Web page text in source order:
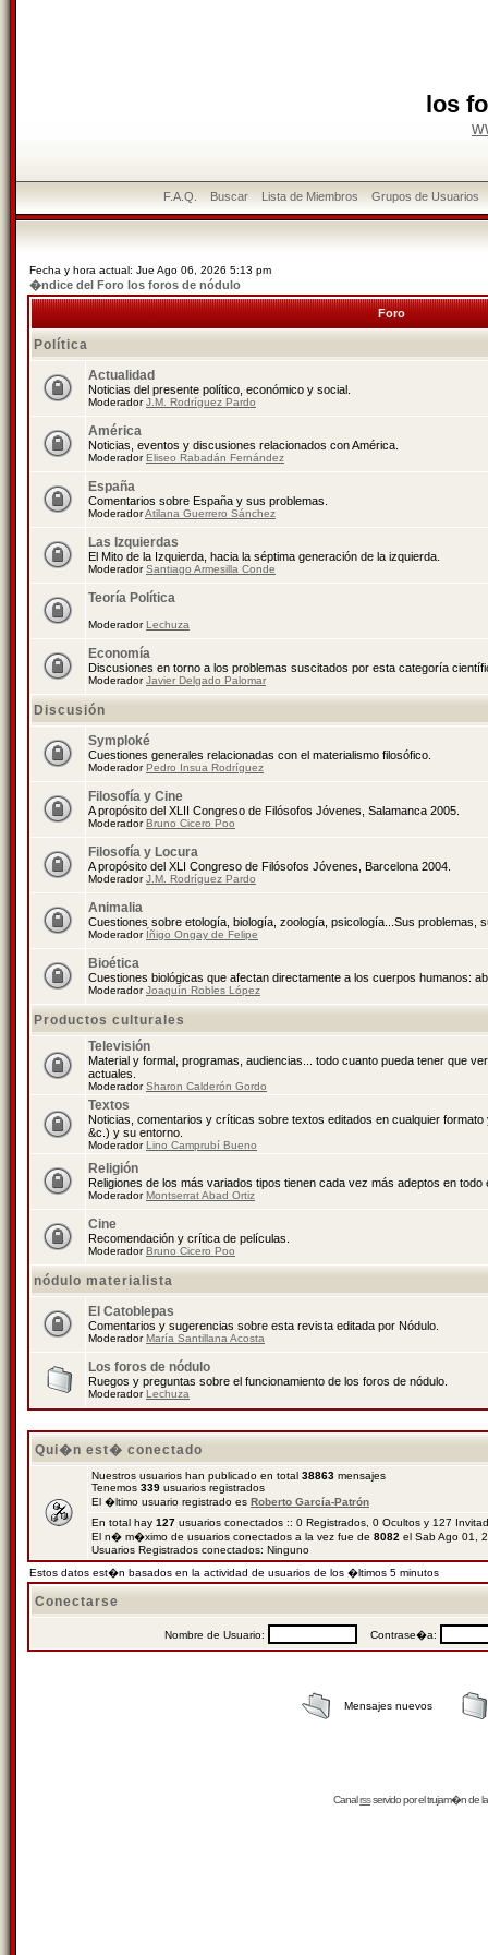
los
F.A.Q. Buscar Lista de Miembros Grupos de Usuarios
Fecha y hora actual: Jue Ago 06, 2026 5:13 pm
�ndice del Foro los foros de nódulo
Foro
Política
Actualidad
Noticias del presente político, económico y social.
ModeradorJ.M. Rodríguez Pardo
América
Noticias, eventos y discusiones relacionados con América.
ModeradorEliseo Rabadán Fernández
España
Comentarios sobre España y sus problemas.
ModeradorAtilana Guerrero Sánchez
Las Izquierdas
El Mito de la Izquierda, hacia la séptima generación de la izquierda.
ModeradorSantiago Armesilla Conde
Teoría Política
ModeradorLechuza
Economía
Discusiones en torno a los problemas suscitados por esta categoría
ModeradorJavier Delgado Palomar
Discusión
Symploké
Cuestiones generales relacionadas con el materialismo filosófico.
ModeradorPedro Insua Rodríguez
Filosofía y Cine
A propósito del XLII Congreso de Filósofos Jóvenes, Salamanca 2005.
ModeradorBruno Cicero Poo
Filosofía y Locura
A propósito del XLI Congreso de Filósofos Jóvenes, Barcelona 2004.
ModeradorJ.M. Rodríguez Pardo
Animalia
Cuestiones sobre etología, biología, zoología, psicología...Sus problemas,
Moderador Íñigo Ongay de Felipe
Bioética
Cuestiones biológicas que afectan directamente a los cuerpos humanos:
ModeradorJoaquín Robles López
Productos culturales
Televisión
Material y formal, programas, audiencias... todo cuanto pueda tener que
actuales.
ModeradorSharon Calderón Gordo
Textos
Noticias, comentarios y críticas sobre textos editados en cualquier
&c.) y su entorno.
ModeradorLino Camprubí Bueno
Religión
Religiones de los más variados tipos tienen cada vez más adeptos en todo
ModeradorMontserrat Abad Ortiz
Cine
Recomendación y crítica de películas.
ModeradorBruno Cicero Poo
nódulo materialista
El Catoblepas
Comentarios y sugerencias sobre esta revista editada por Nódulo.
ModeradorMaría Santillana Acosta
Los foros de nódulo
Ruegos y preguntas sobre el funcionamiento de los foros de nódulo.
ModeradorLechuza
Qui�n est� conectado
Nuestros usuarios han publicado en total 38863 mensajes
Tenemos 339 usuarios registrados
El �ltimo usuario registrado es Roberto García-Patrón
En total hay 127 usuarios conectados :: 0 Registrados, 0 Ocultos y 127
El n� m�ximo de usuarios conectados a la vez fue de 8082 el Sab Ago 01,
Usuarios Registrados conectados: Ninguno
Estos datos est�n basados en la actividad de usuarios de los �ltimos 5 minutos
Conectarse
Nombre de Usuario: Contrase�a:
Mensajes nuevos
Canalrssservido por eltrujam�nde